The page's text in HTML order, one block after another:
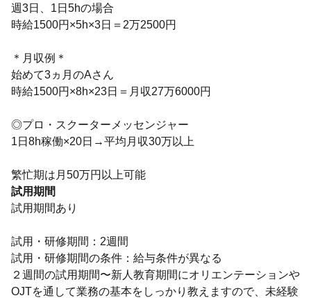
週3日、1日5hの場合
時給1500円×5h×3日＝2万2500円
＊月収例＊
始めて3ヵ月のAさん
時給1500円×8h×23日＝月収27万6000円
◎プロ・スクーターメッセンジャー
1日8h稼働×20日→平均月収30万以上
繁忙期は月50万円以上可能
試用期間
試用期間あり
試用・研修期間：2週間
試用・研修期間の条件：給与条件が異なる
２週間の試用期間〜新人教育期間にオリエンテーションや
OJTを通して業務の基本をしっかり教えますので、未経験